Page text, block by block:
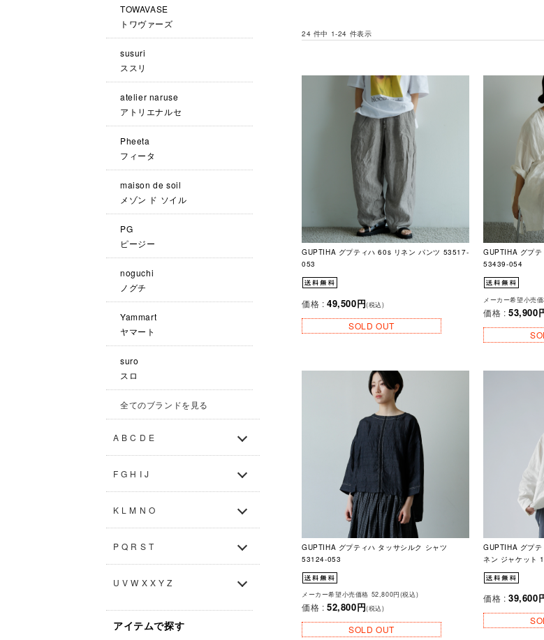
TOWAVASE
トワヴァーズ
susuri
ススリ
atelier naruse
アトリエナルセ
Pheeta
フィータ
maison de soil
メゾン ド ソイル
PG
ピージー
noguchi
ノグチ
Yammart
ヤマート
suro
スロ
全てのブランドを見る
A B C D E
F G H I J
K L M N O
P Q R S T
U V W X X Y Z
アイテムで探す
24 件中 1-24 件表示
GUPTIHA グプティハ 60s リネン パンツ 53517-
053
価格 : 49,500円(税込)
SOLD OUT
GUPTIHA グプテ
53439-054
メーカー希望小売
価格 : 53,900
GUPTIHA グプティハ タッサシルク シャツ
53124-053
メーカー希望小売価格 52,800円(税込)
価格 : 52,800円(税込)
SOLD OUT
GUPTIHA グプテ
ネン ジャケット
価格 : 39,600